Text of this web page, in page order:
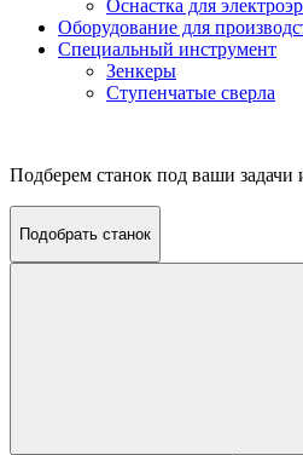
Оснастка для
Оборудование для
Специальный инструмент
Зенкеры
Ступенчатые сверла
Подберем станок под ваши задачи
Подобрать станок